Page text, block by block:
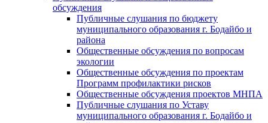
обсуждения
Публичные слушания по бюджету
муниципального образования г. Бодайбо и
района
Общественные обсуждения по вопросам
экологии
Общественные обсуждения по проектам
Программ профилактики рисков
Общественные обсуждения проектов МНПА
Публичные слушания по Уставу
муниципального образования г. Бодайбо и